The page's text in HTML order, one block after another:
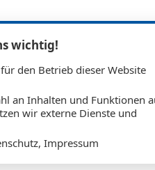
wichtig!
den Betrieb dieser Website
an Inhalten und Funktionen
wir externe Dienste und
, Impressum